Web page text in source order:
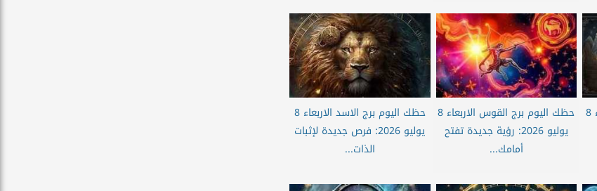
حظك اليوم برج الجدي الاربعاء 8
حظك اليوم برج القوس الاربعاء 8
يوليو 2026: رؤية جديدة تفتح
أمامك...
حظك اليوم برج الاسد الاربعاء 8
يوليو 2026: فرص جديدة لإثبات
الذات...